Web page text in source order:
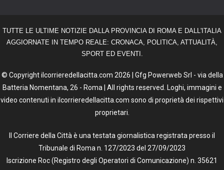
TUTTE LE ULTIME NOTIZIE DALLA PROVINCIA DI ROMA E DALL'ITALIA
AGGIORNATE IN TEMPO REALE: CRONACA, POLITICA, ATTUALITÀ,
SPORT ED EVENTI.
© Copyright ilcorrieredellacitta.com 2026 | Gfg Powerweb Srl - via della
Batteria Nomentana, 26 - Roma | All rights reserved. Loghi, immagini e
video contenuti in ilcorrieredellacitta.com sono di proprietà dei rispettivi
proprietari.
Il Corriere della Città è una testata giornalistica registrata presso il
Tribunale di Roma n. 127/2023 del 27/09/2023
Iscrizione Roc (Registro degli Operatori di Comunicazione) n. 35621